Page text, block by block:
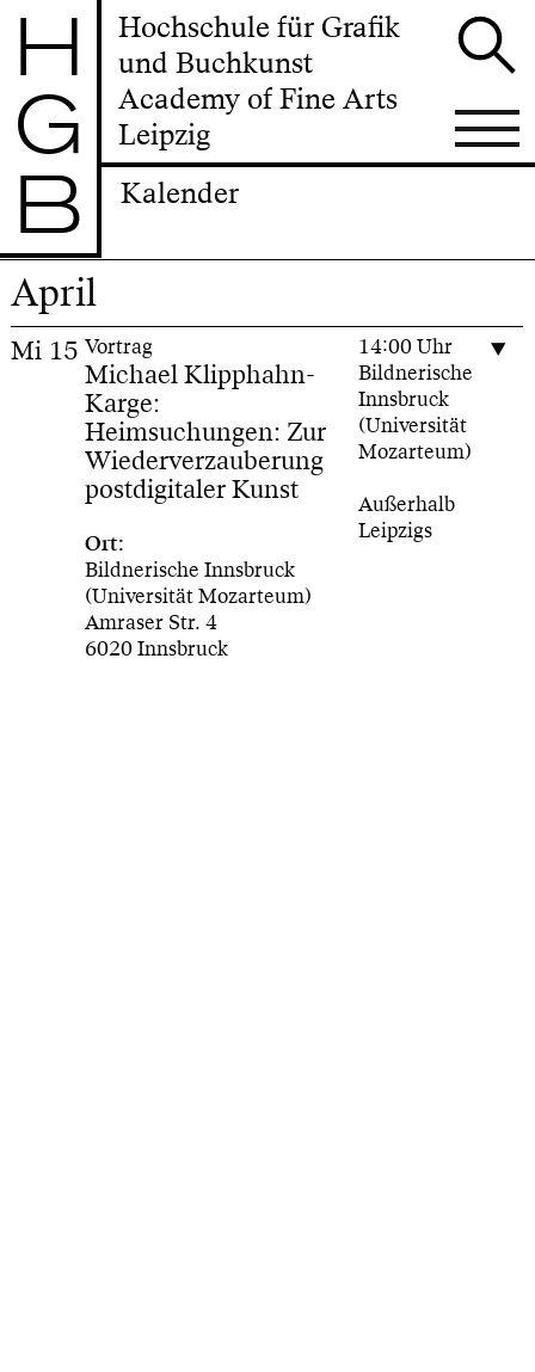
H
G
B
Hochschule für Grafik
und Buchkunst
Academy of Fine Arts
Leipzig
Kalender
April
Mi 15 Vortrag
Michael Klipphahn-
Karge:
Heimsuchungen: Zur
Wiederverzauberung
postdigitaler Kunst
Ort:
Bildnerische Innsbruck
(Universität Mozarteum)
Amraser Str. 4
6020 Innsbruck
14:00 Uhr
Bildnerische
Innsbruck
(Universität
Mozarteum)
Außerhalb
Leipzigs